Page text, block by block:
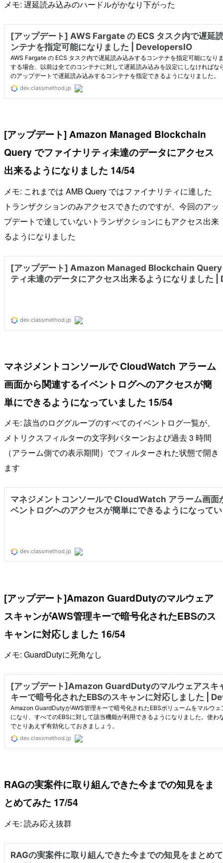
メモ: 遅延読み込みのハードルがかなり下がった
[アップデート] Amazon Managed Blockchain
Query でファイナリティ未達のデータにアクセス
出来るようになりました 14/54
メモ: これまでは AMB Query ではファイナリティに達した
トランザクションのみアクセスできたのですが、今回のアッ
プデートで達していないトランザクションにもアクセス出来
るようになりました
マネジメントコンソールで CloudWatch アラーム
画面から関連するイベントログへのアクセスが簡
単にできるようになっていました 15/54
メモ: 該当のロググループのすべてのイベントログ一覧が、
メトリクスフィルターの文字列パターンおよび過去 3 時間
（アラーム側での表示期間）でフィルターされた状態で開き
ます
[アップデート]Amazon GuardDutyのマルウェア
スキャンがAWS管理キーで暗号化されたEBSのス
キャンに対応しました 16/54
メモ: GuardDutyに死角なし
RAGの実案件に取り組んできた今までの知見をま
とめてみた 17/54
メモ: 読み応え抜群